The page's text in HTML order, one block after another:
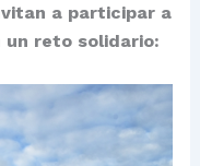
a participar a
reto solidario: